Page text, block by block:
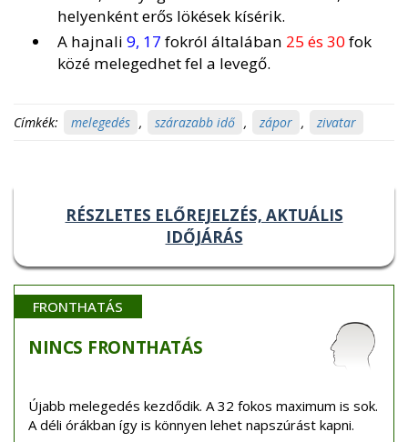
helyenként erős lökések kísérik.
A hajnali 9, 17 fokról általában 25 és 30fok
közé melegedhet fel a levegő.
Címkék: melegedés , szárazabb idő , zápor , zivatar
RÉSZLETES ELŐREJELZÉS, AKTUÁLIS
IDŐJÁRÁS
FRONTHATÁS
NINCS FRONTHATÁS
Újabb melegedés kezdődik. A 32 fokos maximum is sok.
A déli órákban így is könnyen lehet napszúrást kapni.